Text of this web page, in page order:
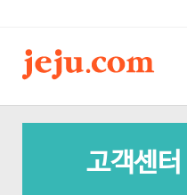
고객센터